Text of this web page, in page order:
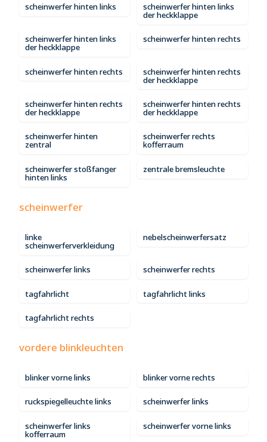
scheinwerfer hinten links scheinwerfer hinten links
der heckklappe
scheinwerfer hinten links
der heckklappe
scheinwerfer hinten rechts
scheinwerfer hinten rechts scheinwerfer hinten rechts
der heckklappe
scheinwerfer hinten rechts
der heckklappe
scheinwerfer hinten rechts
der heckklappe
scheinwerfer hinten
zentral
scheinwerfer rechts
kofferraum
scheinwerfer stoßfanger
hinten links
zentrale bremsleuchte
scheinwerfer
linke
scheinwerferverkleidung
nebelscheinwerfersatz
scheinwerfer links scheinwerfer rechts
tagfahrlicht tagfahrlicht links
tagfahrlicht rechts
vordere blinkleuchten
blinker vorne links blinker vorne rechts
ruckspiegelleuchte links scheinwerfer links
scheinwerfer links
kofferraum
scheinwerfer vorne links